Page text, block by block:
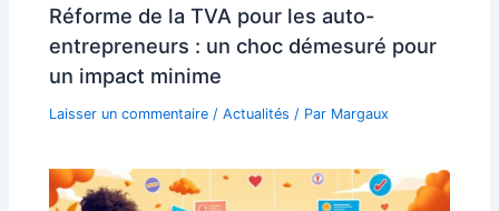
Réforme de la TVA pour les auto-
entrepreneurs : un choc démesuré pour
un impact minime
Laisser un commentaire /Actualités / Par Margaux